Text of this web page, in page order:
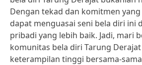
Dengan tekad dan komitmen
dapat menguasai seni bela diri ini
pribadi yang lebih baik. Jadi, mari
komunitas bela diri Tarung
keterampilan tinggi bersama-